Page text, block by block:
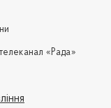
«Рада»